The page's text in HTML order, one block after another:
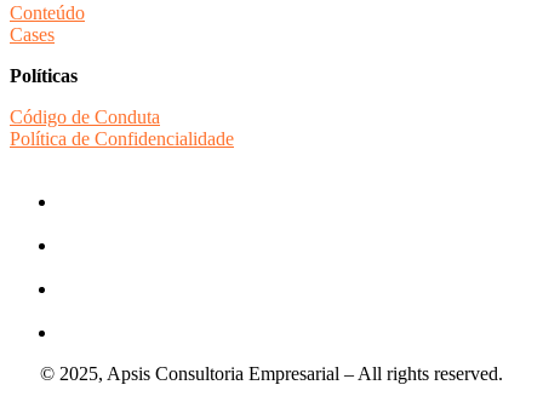
Conteúdo
Cases
Políticas
Código de Conduta
Política de Confidencialidade
© 2025, Apsis Consultoria Empresarial – All rights reserved.